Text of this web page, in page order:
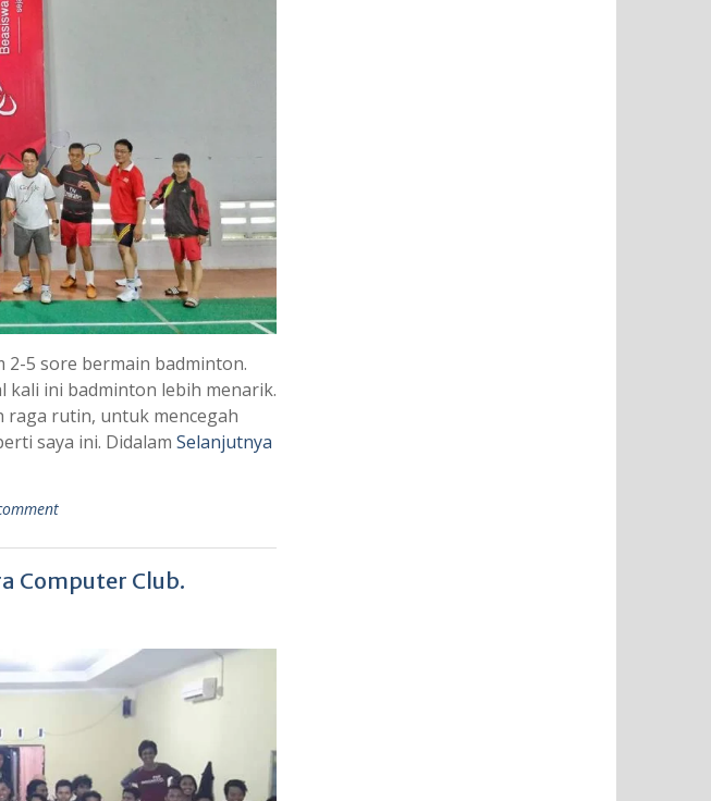
5 sore bermain badminton.
ini badminton lebih menarik.
raga rutin, untuk mencegah
saya ini. Didalam Selanjutnya
Computer Club.